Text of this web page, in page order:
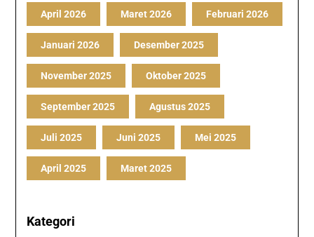
April 2026 Maret 2026 Februari 2026
Januari 2026 Desember 2025
November 2025 Oktober 2025
September 2025 Agustus 2025
Juli 2025 Juni 2025 Mei 2025
April 2025 Maret 2025
Kategori